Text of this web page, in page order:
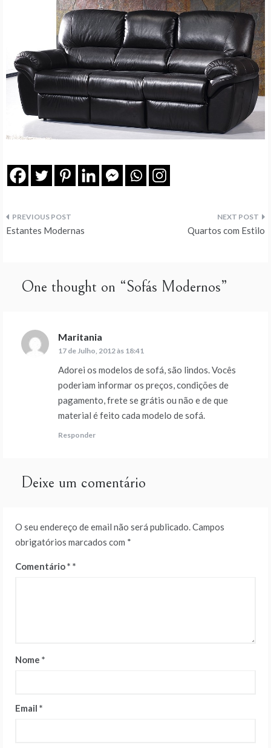
Navegação
artigos
Estantes Modernas Quartos com Estilo
One thought on “Sofás Modernos”
Maritania
17 de Julho, 2012 às 18:41
Adorei os modelos de sofá, são lindos. Vocês
poderiam informar os preços, condições de
pagamento, frete se grátis ou não e de que
material é feito cada modelo de sofá.
Responder
Deixe um comentário
O seu endereço de email não será publicado.Campos
obrigatórios marcados com *
Comentário*
Nome *
Email *